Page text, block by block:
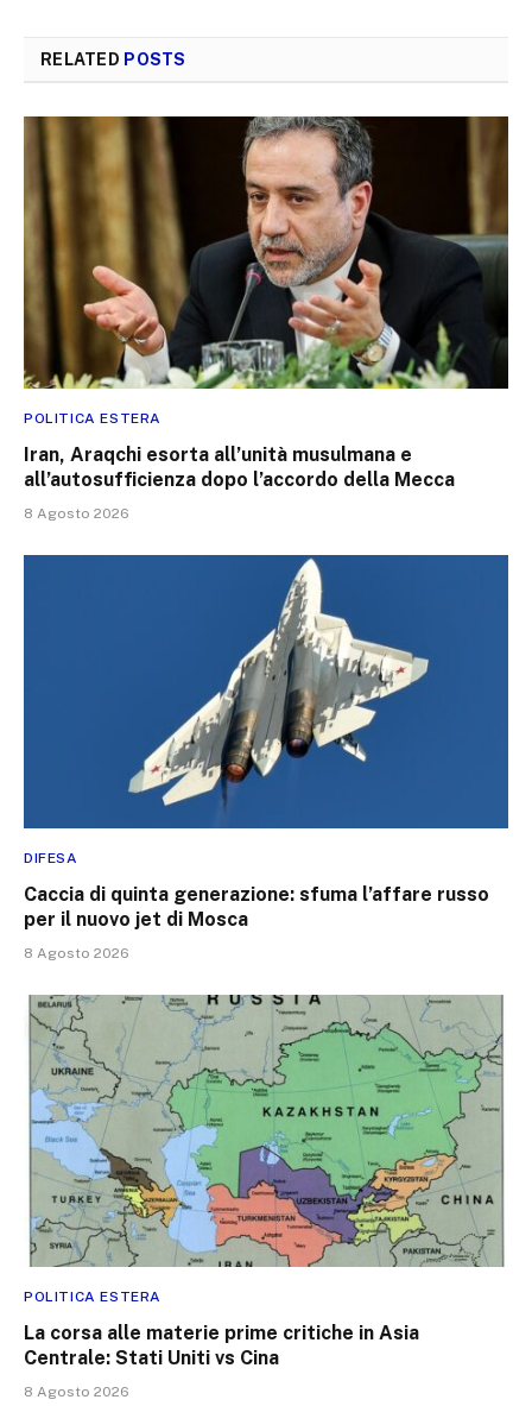
RELATED POSTS
POLITICA ESTERA
Iran, Araqchi esorta all’unità musulmana e
all’autosufficienza dopo l’accordo della Mecca
8 Agosto 2026
DIFESA
Caccia di quinta generazione: sfuma l’affare russo
per il nuovo jet di Mosca
8 Agosto 2026
POLITICA ESTERA
La corsa alle materie prime critiche in Asia
Centrale: Stati Uniti vs Cina
8 Agosto 2026